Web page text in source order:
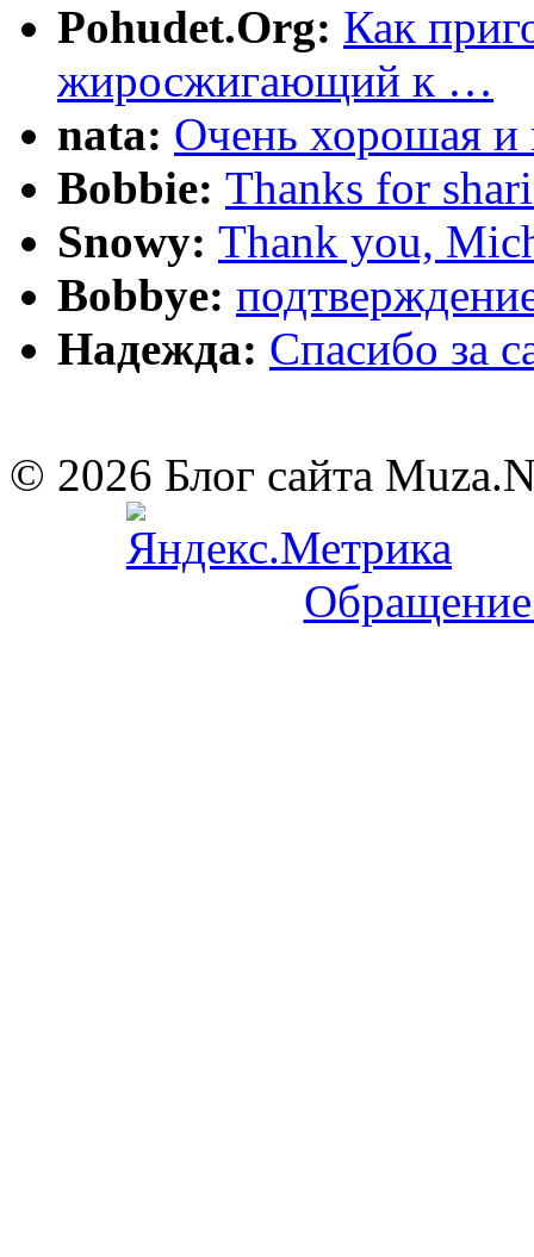
Pohudet.Org: Как
жиросжигающий к …
nata: Очень хорошая и
Bobbie: Thanks for
Snowy: Thank you,
Bobbye:
Надежда: Cпасибо за
© 2026 Блог сайта
Обращение